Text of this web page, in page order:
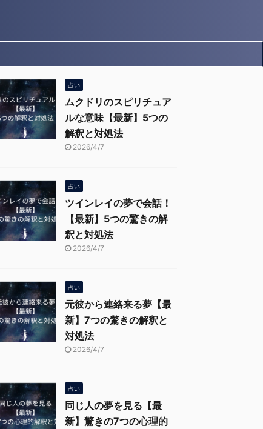
占い
ムクドリのスピリチュア
ルな意味【最新】5つの
解釈と対処法
2026/4/7
占い
ツインレイの夢で会話！
【最新】5つの驚きの解
釈と対処法
2026/4/7
占い
元彼から連絡来る夢【最
新】7つの驚きの解釈と
対処法
2026/4/7
占い
同じ人の夢を見る【最
新】驚きの7つの心理的